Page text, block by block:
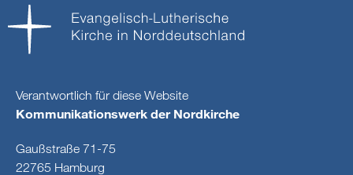
Verantwortlich für diese Website
Kommunikationswerk der Nordkirche
Gaußstraße 71-75
22765 Hamburg